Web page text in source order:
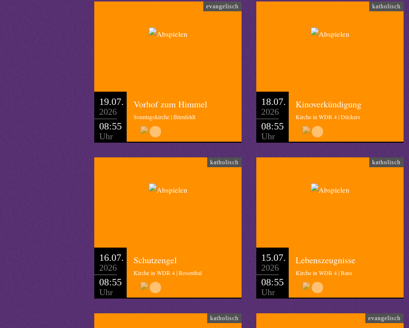
evangelisch
19.07.
2026
08:55
Uhr
Vorhof zum Himmel
Sonntagskirche | Ihlenfeldt
katholisch
18.07.
2026
08:55
Uhr
Kinoverkündigung
Kirche in WDR 4 | Dückers
katholisch
16.07.
2026
08:55
Uhr
Schutzengel
Kirche in WDR 4 | Rosenthal
katholisch
15.07.
2026
08:55
Uhr
Lebenszeugnisse
Kirche in WDR 4 | Bans
katholisch evangelisch